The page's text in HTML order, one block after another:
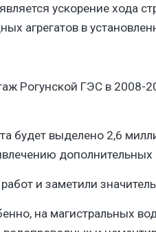
ускорение хода
агрегатов в
Рогунской ГЭС в
будет выделено 2,6
дополнительных
и заметили
на магистральных